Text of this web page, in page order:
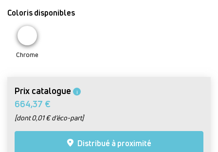
Coloris disponibles
Chrome
Prix catalogue i
664,37 €
[dont 0,01 € d’éco-part]
Distribué à proximité